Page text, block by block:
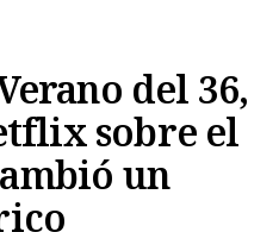
del 36,
sobre el
un